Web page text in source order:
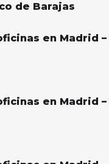
de Barajas
en Madrid –
en Madrid –